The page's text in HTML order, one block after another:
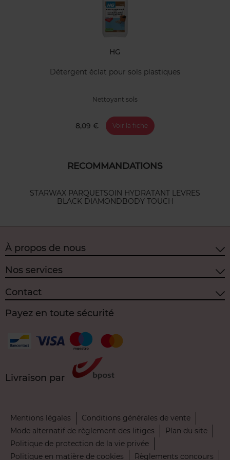
HG
Détergent éclat pour sols plastiques
Nettoyant sols
8,09 € Voir la fiche
RECOMMANDATIONS
STARWAX PARQUETSOIN HYDRATANT LEVRES
BLACK DIAMONDBODY TOUCH
À propos de nous
Nos services
Contact
Payez en toute sécurité
Livraison par
Mentions légales
Conditions générales de vente
Mode alternatif de règlement des litiges
Plan du site
Politique de protection de la vie privée
Politique en matière de cookies
Règlements concours